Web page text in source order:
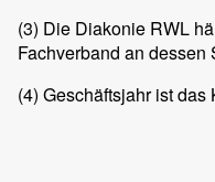
(3) Die Diakonie RWL
Fachverband an dessen
(4) Geschäftsjahr ist das